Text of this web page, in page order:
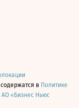
в Политике
«Бизнес Ньюс